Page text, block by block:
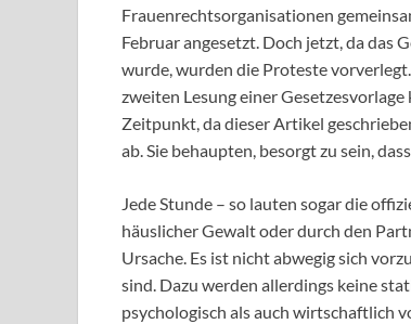
Frauenrechtsorganisationen
Februar angesetzt. Doch jetzt, da das
wurde, wurden die Proteste
zweiten Lesung einer
Zeitpunkt, da dieser Artikel
ab. Sie behaupten, besorgt zu sein,
Jede Stunde – so lauten sogar die
häuslicher Gewalt oder durch den
Ursache. Es ist nicht abwegig sich
sind. Dazu werden allerdings keine
psychologisch als auch wirtschaftlich